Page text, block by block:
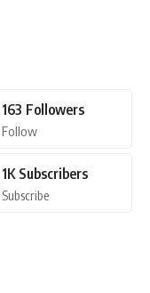
163 Followers
Follow
1K Subscribers
Subscribe